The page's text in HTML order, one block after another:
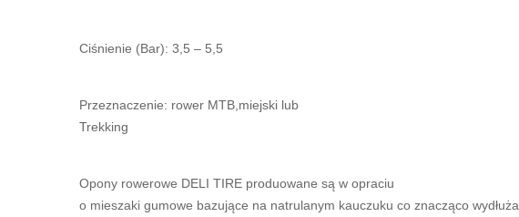
Ciśnienie (Bar): 3,5 – 5,5
Przeznaczenie: rower MTB,miejski lub
Trekking
Opony rowerowe DELI TIRE produowane są w opraciu
o mieszaki gumowe bazujące na natrulanym kauczuku co znacząco wydłuża